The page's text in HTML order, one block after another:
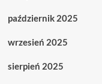
październik 2025
wrzesień 2025
sierpień 2025